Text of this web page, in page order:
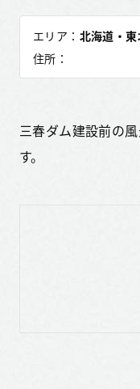
エリア： 北海道・
住所：
三春ダム建設前の
す。